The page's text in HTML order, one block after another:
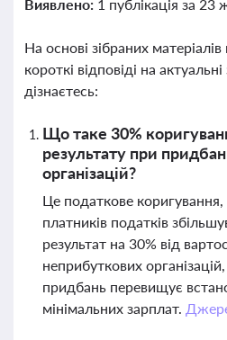
Виявлено: 1 публікація за 23
На основі зібраних
короткі відповіді на
дізнаєтесь:
Що таке 30%
результату при
організацій?
Це податкове коригування,
платників податків
результат на 30% від
неприбуткових
придбань перевищує
мінімальних зарплат.